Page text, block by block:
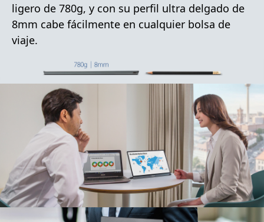
ligero de 780g, y con su perfil ultra delgado de
8mm cabe fácilmente en cualquier bolsa de
viaje.